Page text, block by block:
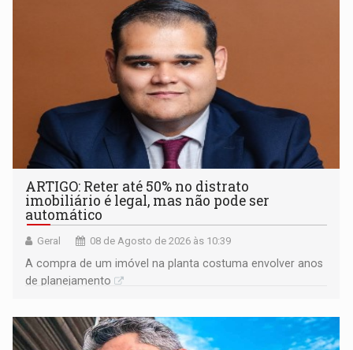
ARTIGO: Reter até 50% no distrato
imobiliário é legal, mas não pode ser
automático
Geral 08 de Agosto de 2026 às 10:39
A compra de um imóvel na planta costuma envolver anos
de planejamento